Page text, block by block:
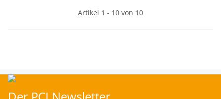
Artikel 1 - 10 von 10